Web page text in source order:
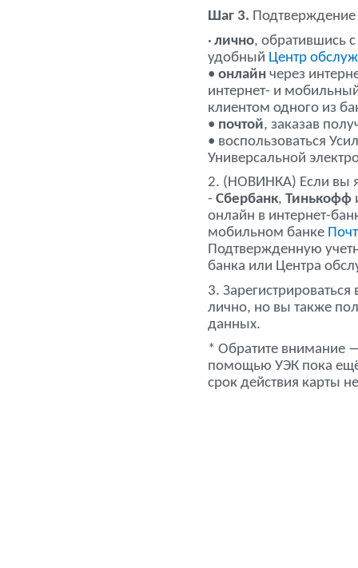
Шаг 3.
• лично, обратившись
удобный Центр
• онлайн через
интернет- и
клиентом одного из
• почтой, заказав
• воспользоваться
Универсальной
2. (НОВИНКА) Если вы
- Сбербанк, Тинькофф
онлайн в интернет-
мобильном банке
Подтвержденную
банка или Центра
3. Зарегистрироваться
лично, но вы также
данных.
* Обратите внимание
помощью УЭК пока ещё
срок действия карты